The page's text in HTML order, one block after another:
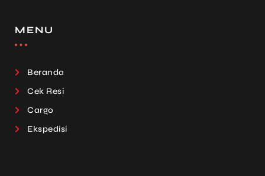
MENU
Beranda
Cek Resi
Cargo
Ekspedisi